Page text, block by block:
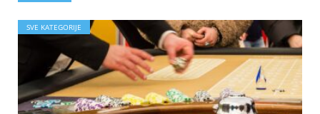
SVE KATEGORIJE